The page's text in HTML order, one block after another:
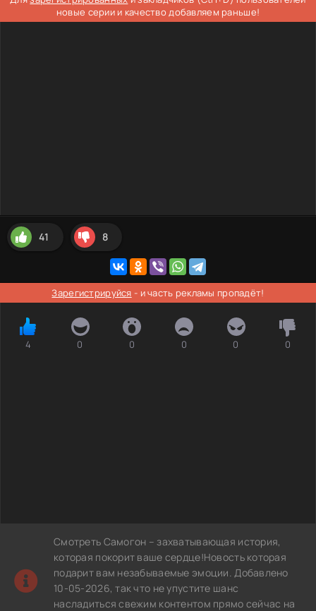
новые серии и качество добавляем раньше!
41 8
Зарегистрируйся - и часть рекламы пропадёт!
4 0 0 0 0 0
Смотреть Самогон – захватывающая история,
которая покорит ваше сердце!Новость которая
подарит вам незабываемые эмоции. Добавлено
10-05-2026, так что не упустите шанс
насладиться свежим контентом прямо сейчас на